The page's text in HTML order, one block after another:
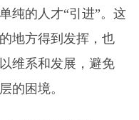
纯的人才“引进”。这
地方得到发挥，也
维系和发展，避免
的困境。